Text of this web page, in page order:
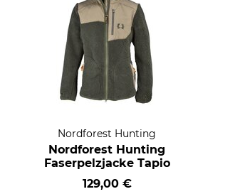
Nordforest Hunting
Nordforest Hunting
Faserpelzjacke Tapio
129,00 €